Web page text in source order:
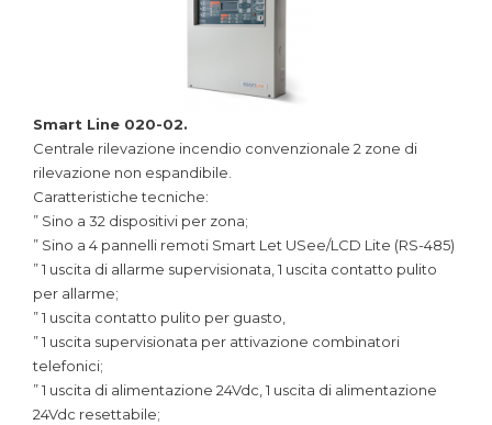
Smart Line 020-02.
Centrale rilevazione incendio convenzionale 2 zone di
rilevazione non espandibile.
Caratteristiche tecniche:
” Sino a 32 dispositivi per zona;
” Sino a 4 pannelli remoti Smart Let USee/LCD Lite (RS-485)
” 1 uscita di allarme supervisionata, 1 uscita contatto pulito
per allarme;
” 1 uscita contatto pulito per guasto,
” 1 uscita supervisionata per attivazione combinatori
telefonici;
” 1 uscita di alimentazione 24Vdc, 1 uscita di alimentazione
24Vdc resettabile;